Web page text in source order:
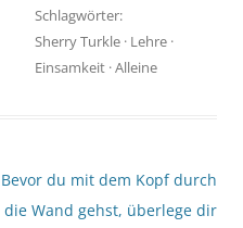
Schlagwörter:
Sherry Turkle · Lehre ·
Einsamkeit ·Alleine
Bevor du mit dem Kopf durch
die Wand gehst, überlege dir